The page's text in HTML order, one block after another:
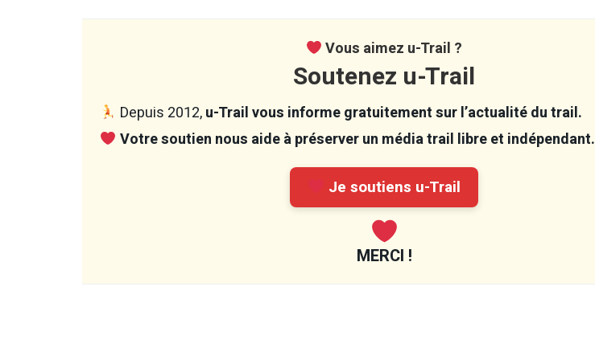
Vous aimez u-Trail ?
Soutenez u-Trail
Depuis 2012,u-Trail vous informe gratuitement sur l’actualité du trail.
Votre soutien nous aide à préserver un média trail libre et indépendant.
Je soutiens u-Trail
MERCI !